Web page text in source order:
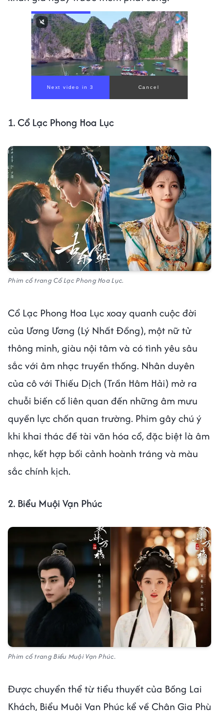
Next video in 1 Cancel
1. Cổ Lạc Phong Hoa Lục
Phim cổ trang Cổ Lạc Phong Hoa Lục.
Cổ Lạc Phong Hoa Lục xoay quanh cuộc đời
của Ương Ương (Lý Nhất Đồng), một nữ tử
thông minh, giàu nội tâm và có tình yêu sâu
sắc với âm nhạc truyền thống. Nhân duyên
của cô với Thiếu Dịch (Trần Hâm Hải) mở ra
chuỗi biến cố liên quan đến những âm mưu
quyền lực chốn quan trường. Phim gây chú ý
khi khai thác đề tài văn hóa cổ, đặc biệt là âm
nhạc, kết hợp bối cảnh hoành tráng và màu
sắc chính kịch.
2. Biểu Muội Vạn Phúc
Phim cổ trang Biểu Muội Vạn Phúc.
Được chuyển thể từ tiểu thuyết của Bồng Lai
Khách, Biểu Muội Vạn Phúc kể về Chân Gia Phù